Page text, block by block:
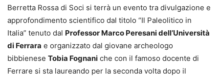
Berretta Rossa di Soci si terrà un evento tra divulgazione e
approfondimento scientifico dal titolo “Il Paleolitico in
Italia” tenuto dal Professor Marco Peresani dell’Università
di Ferrara e organizzato dal giovane archeologo
bibbienese Tobia Fognani che con il famoso docente di
Ferrare si sta laureando per la seconda volta dopo il